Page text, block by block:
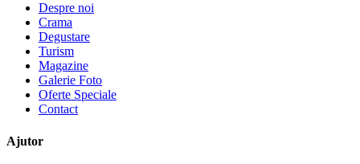
Despre noi
Crama
Degustare
Turism
Magazine
Galerie Foto
Oferte Speciale
Contact
Ajutor